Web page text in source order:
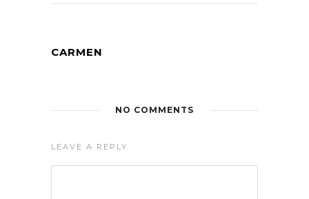
CARMEN
NO COMMENTS
LEAVE A REPLY